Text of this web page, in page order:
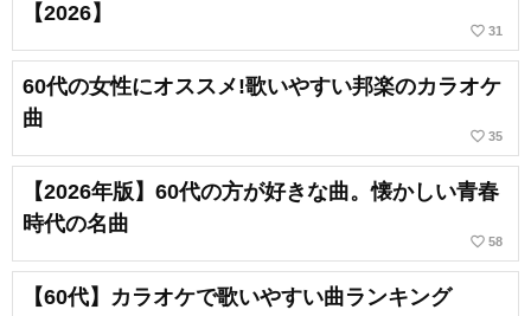
【2026】
favorite_border 31
60代の女性にオススメ!歌いやすい邦楽のカラオケ
曲
favorite_border 35
【2026年版】60代の方が好きな曲。懐かしい青春
時代の名曲
favorite_border 58
【60代】カラオケで歌いやすい曲ランキング